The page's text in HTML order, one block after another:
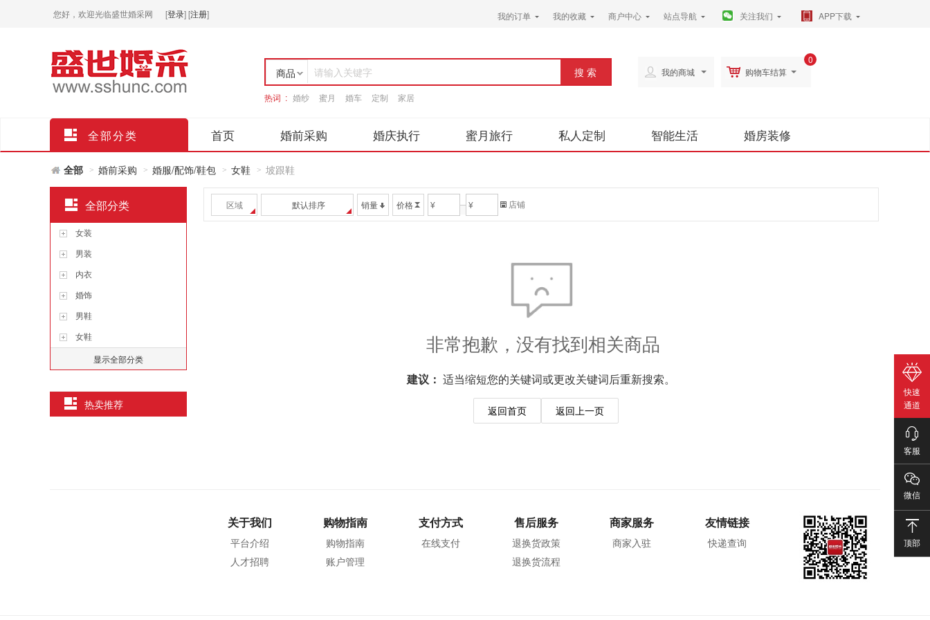
您好，欢迎光临盛世婚采网 [登录][注册] 我的订单 我的收藏 商户中心 站点导航 关注我们 APP下载
商品
店铺
请输入关键字
热词 : 婚纱 蜜月 婚车 定制 家居
0
购物车结算
我的商城
全部分类 首页 婚前采购 婚庆执行 蜜月旅行 私人定制 智能生活 婚房装修
全部 > 婚前采购 > 婚服/配饰/鞋包 > 女鞋 > 坡跟鞋
区域 默认排序 销量 价格 ¥ ¥ 店铺
非常抱歉，没有找到相关商品
建议： 适当缩短您的关键词或更改关键词后重新搜索。
返回上一页
返回首页
全部分类
女装
男装
内衣
婚饰
男鞋
女鞋
显示全部分类
热卖推荐
关于我们
平台介绍
人才招聘
购物指南
购物指南
账户管理
支付方式
在线支付
售后服务
退换货政策
退换货流程
商家服务
商家入驻
友情链接
快递查询
快速
通道
客服
微信
顶部